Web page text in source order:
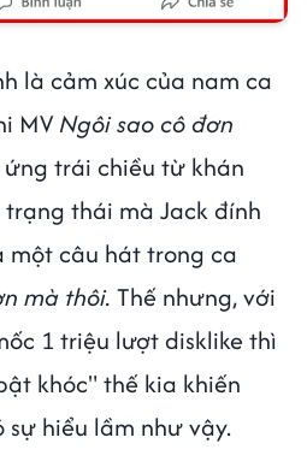
là cảm xúc của nam ca
MV Ngôi sao cô đơn
trái chiều từ khán
trạng thái mà Jack đính
một câu hát trong ca
mà thôi. Thế nhưng, với
1 triệu lượt disklike thì
khóc" thế kia khiến
hiểu lầm như vậy.